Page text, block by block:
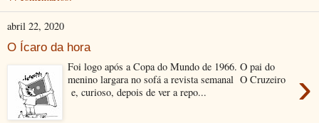
abril 22, 2020
O Ícaro da hora
›
Foi logo após a Copa do Mundo de 1966. O pai do
menino largara no sofá a revista semanal O Cruzeiro
e, curioso, depois de ver a repo...